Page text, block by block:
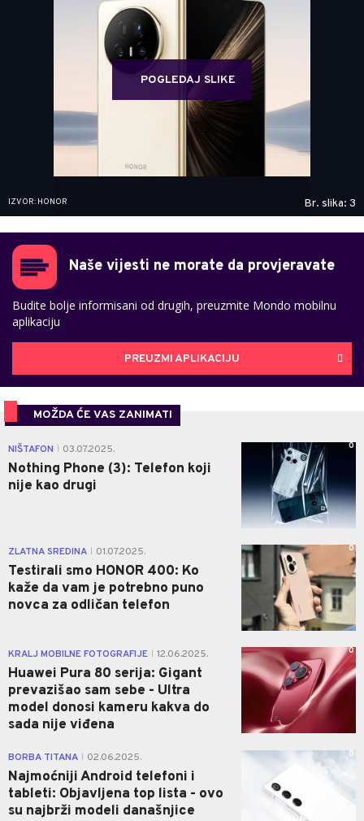
POGLEDAJ SLIKE
IZVOR: HONOR Br. slika: 3
Naše vijesti ne morate da provjeravate
Budite bolje informisani od drugih, preuzmite Mondo mobilnu
aplikaciju
PREUZMI APLIKACIJU
MOŽDA ĆE VAS ZANIMATI
NIŠTAFON 03.07.2025.
Nothing Phone (3): Telefon koji
nije kao drugi
0
ZLATNA SREDINA 01.07.2025.
Testirali smo HONOR 400: Ko
kaže da vam je potrebno puno
novca za odličan telefon
0
KRALJ MOBILNE FOTOGRAFIJE 12.06.2025.
Huawei Pura 80 serija: Gigant
prevazišao sam sebe - Ultra
model donosi kameru kakva do
sada nije viđena
0
BORBA TITANA 02.06.2025.
Najmoćniji Android telefoni i
tableti: Objavljena top lista - ovo
su najbrži modeli današnjice
0